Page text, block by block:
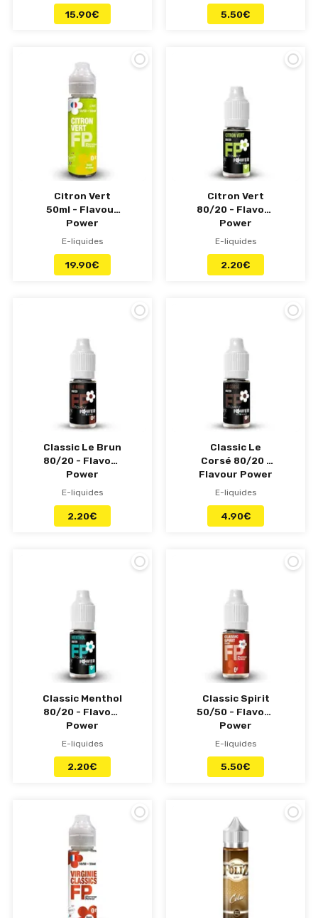
15.90€ 5.50€
Citron Vert
50ml - Flavour
Power
E-liquides
19.90€
Citron Vert
80/20 - Flavour
Power
E-liquides
2.20€
Classic Le Brun
80/20 - Flavour
Power
E-liquides
2.20€
Classic Le
Corsé 80/20 -
Flavour Power
E-liquides
4.90€
Classic Menthol
80/20 - Flavour
Power
E-liquides
2.20€
Classic Spirit
50/50 - Flavour
Power
E-liquides
5.50€